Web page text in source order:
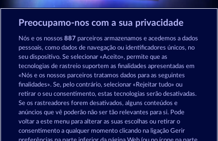
DESCARREGAR A Merkur24 APLICAÇÃO:
Jogar agora
Jogos de casino em Merkur24
Termos e Condições
Preocupamo-nos com a sua privacidade
Nós e os nossos887 parceiros armazenamos e acedemos a dados
pessoais, como dados de navegação ou identificadores únicos, no
seu dispositivo. Se selecionar «Aceito», permite que as
tecnologias de rastreio suportem as finalidades apresentadas em
«Nós e os nossos parceiros tratamos dados para as seguintes
finalidades». Se, pelo contrário, selecionar «Rejeitar tudo» ou
retirar o seu consentimento, estas tecnologias serão desativadas.
Se os rastreadores forem desativados, alguns conteúdos e
anúncios que vê poderão não ser tão relevantes para si. Pode
voltar a este menu para alterar as suas escolhas ou retirar o
consentimento a qualquer momento clicando na ligação Gerir